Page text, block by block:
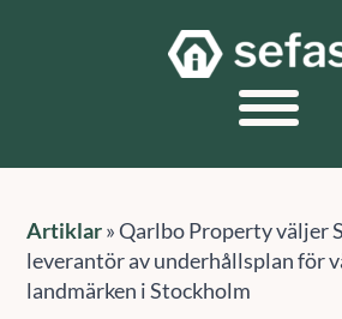
Artiklar»Qarlbo Property väljer
leverantör av underhållsplan för
landmärken i Stockholm